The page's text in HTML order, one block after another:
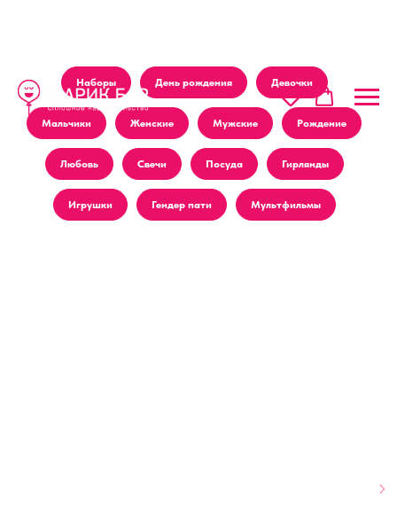
Наборы День рождения Девочки
Мальчики Женские Мужские Рождение
Любовь Свечи Посуда Гирлянды
Игрушки Гендер пати Мультфильмы